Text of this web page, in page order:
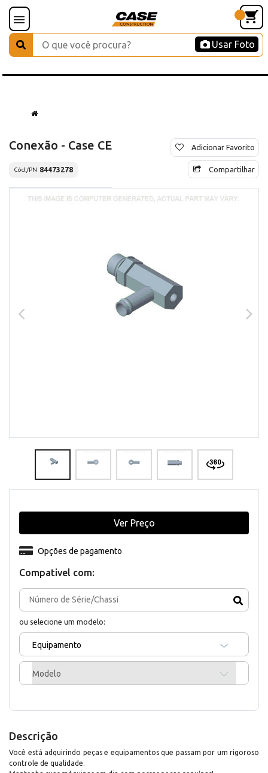
Usar Foto
Conexão - Case CE
Cód./PN 84473278
Adicionar Favorito
Compartilhar
Compativel com:
ou selecione um modelo:
Equipamento
Modelo
Opções de pagamento
Ver Preço
Descrição
Você está adquirindo peças e equipamentos que passam por um rigoroso
controle de qualidade.